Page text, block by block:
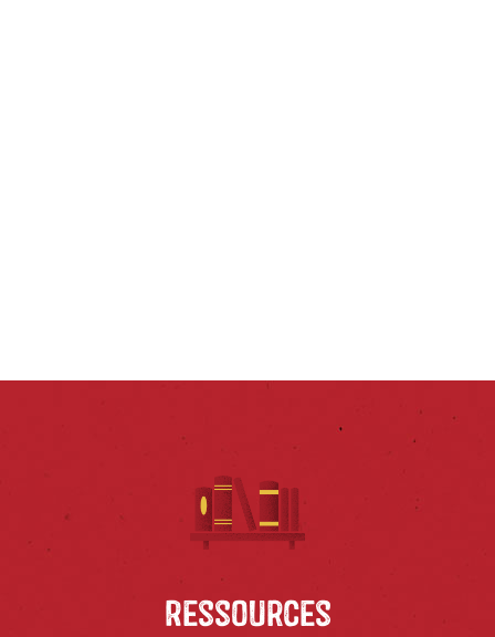
Ressources